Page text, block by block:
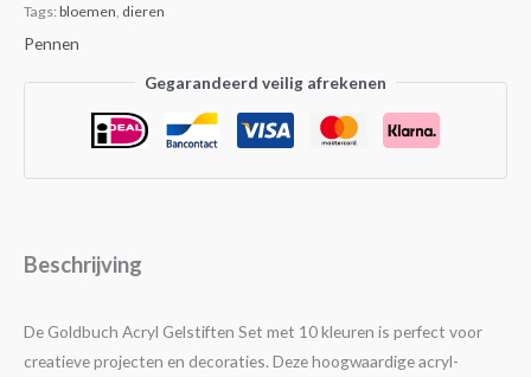
Tags: bloemen dieren
Pennen
Gegarandeerd veilig afrekenen
Beschrijving
De Goldbuch Acryl Gelstiften Set met 10 kleuren is perfect voor
creatieve projecten en decoraties. Deze hoogwaardige acryl-